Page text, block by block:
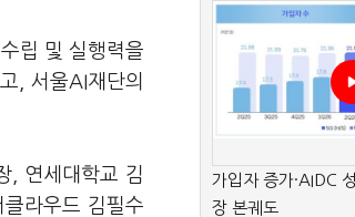
립 및 실행력을
, 서울AI재단의
, 연세대학교 김
라우드 김필수
가입자 증가·AIDC
장 본궤도